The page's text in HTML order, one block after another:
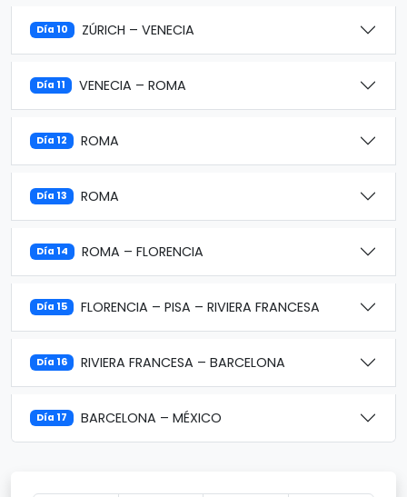
Día 10 ZÚRICH – VENECIA
Día 11 VENECIA – ROMA
Día 12 ROMA
Día 13 ROMA
Día 14 ROMA – FLORENCIA
Día 15 FLORENCIA – PISA – RIVIERA FRANCESA
Día 16 RIVIERA FRANCESA – BARCELONA
Día 17 BARCELONA – MÉXICO